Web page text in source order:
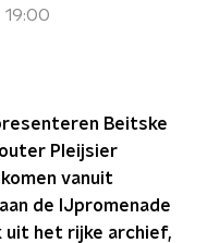
19:00
Beitske
Pleijsier
vanuit
de IJpromenade
uit het rijke archief,